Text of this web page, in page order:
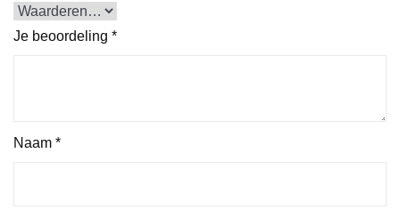
Je beoordeling *
Naam *